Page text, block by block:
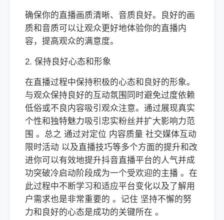
确保你的直播画质清晰、音质良好。良好的画
质和音质可以让观众更好地体验你的直播内
容，提高观众的满意度。
2. 保持良好心态和形象
在直播过程中保持积极的心态和良好的形象。
与观众保持良好的互动氛围同时避免过度依赖
低俗或不良内容吸引观众注意。通过展现真实
个性和独特魅力吸引忠实粉丝并扩大影响力范
围 。总之 通过对定位 内容质量 社交媒体互动
限时活动 以及直播技巧等多个方面的提升和改
进你可以有效地提升抖音直播平台的人气并成
功突破冷启动阶段成为一个受欢迎的主播 。在
此过程中不断学习和适应平台变化以及了解用
户需求也是非常重要的 。记住 坚持不懈的努
力和良好的心态是成功的关键所在 。